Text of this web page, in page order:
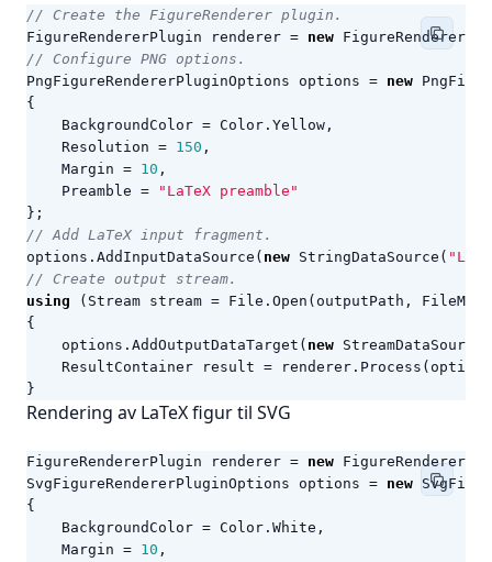
// Create the FigureRenderer plugin.
FigureRendererPlugin
renderer = new
// Configure PNG options.
PngFigureRendererPluginOptions
options = new
{
BackgroundColor = Color . Yellow ,
Resolution = 150 ,
Margin = 10 ,
Preamble =
"LaTeX preamble"
};
// Add LaTeX input fragment.
options . AddInputDataSource ( new StringDataSource (
// Create output stream.
using
( Stream stream = File . Open ( outputPath ,
FileMode
{
options . AddOutputDataTarget ( new StreamDataSource
ResultContainer
result = renderer . Process ( options
}
Rendering av LaTeX figur til SVG
FigureRendererPlugin renderer = new
SvgFigureRendererPluginOptions
options = new
{
BackgroundColor = Color . White ,
Margin = 10 ,